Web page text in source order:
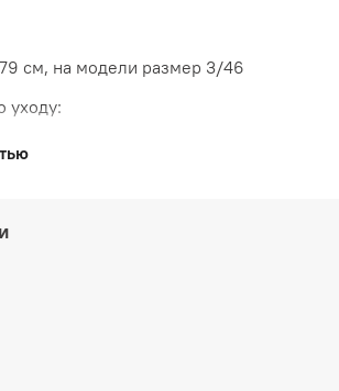
см, на модели размер 3/46
уходу: